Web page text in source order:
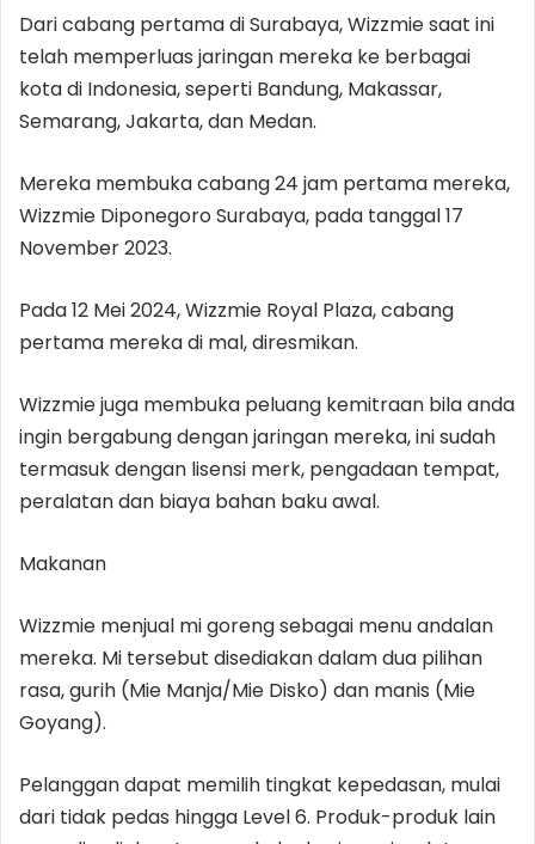
Dari cabang pertama di Surabaya, Wizzmie saat ini
telah memperluas jaringan mereka ke berbagai
kota di Indonesia, seperti Bandung, Makassar,
Semarang, Jakarta, dan Medan.
Mereka membuka cabang 24 jam pertama mereka,
Wizzmie Diponegoro Surabaya, pada tanggal 17
November 2023.
Pada 12 Mei 2024, Wizzmie Royal Plaza, cabang
pertama mereka di mal, diresmikan.
Wizzmie juga membuka peluang kemitraan bila anda
ingin bergabung dengan jaringan mereka, ini sudah
termasuk dengan lisensi merk, pengadaan tempat,
peralatan dan biaya bahan baku awal.
Makanan
Wizzmie menjual mi goreng sebagai menu andalan
mereka. Mi tersebut disediakan dalam dua pilihan
rasa, gurih (Mie Manja/Mie Disko) dan manis (Mie
Goyang).
Pelanggan dapat memilih tingkat kepedasan, mulai
dari tidak pedas hingga Level 6. Produk-produk lain